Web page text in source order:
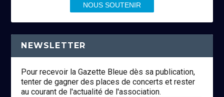
NOUS SOUTENIR
NEWSLETTER
Pour recevoir la Gazette Bleue dès sa publication,
tenter de gagner des places de concerts et rester
au courant de l'actualité de l'association.